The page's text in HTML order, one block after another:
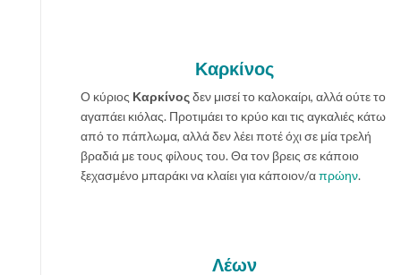
Καρκίνος
Ο κύριος Καρκίνοςδεν μισεί το καλοκαίρι, αλλά ούτε το
αγαπάει κιόλας. Προτιμάει το κρύο και τις αγκαλιές κάτω
από το πάπλωμα, αλλά δεν λέει ποτέ όχι σε μία τρελή
βραδιά με τους φίλους του. Θα τον βρεις σε κάποιο
ξεχασμένο μπαράκι να κλαίει για κάποιον/απρώην.
Λέων